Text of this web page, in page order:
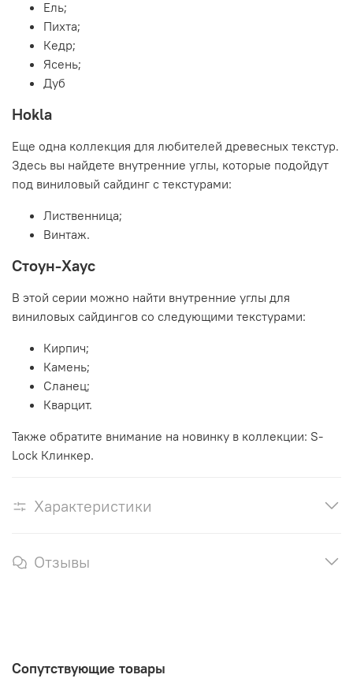
Ель;
Пихта;
Кедр;
Ясень;
Дуб
Hokla
Еще одна коллекция для любителей древесных текстур.
Здесь вы найдете внутренние углы, которые подойдут
под виниловый сайдинг с текстурами:
Лиственница;
Винтаж.
Стоун-Хаус
В этой серии можно найти внутренние углы для
виниловых сайдингов со следующими текстурами:
Кирпич;
Камень;
Сланец;
Кварцит.
Также обратите внимание на новинку в коллекции: S-
Lock Клинкер.
Характеристики
Отзывы
Сопутствующие товары